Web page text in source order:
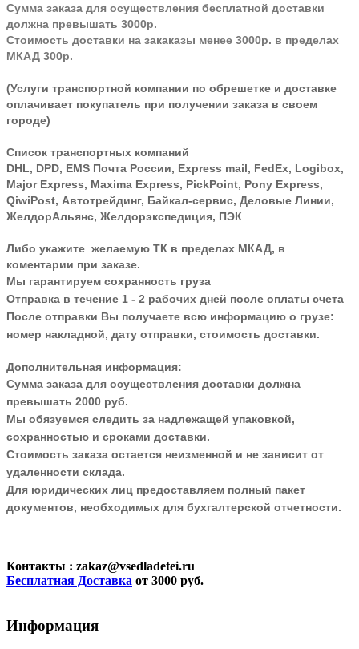
Сумма заказа для осуществления бесплатной доставки
должна превышать 3000р.
Стоимость доставки на закаказы менее 3000р. в пределах
МКАД 300р.
(Услуги транспортной компании по обрешетке и доставке
оплачивает покупатель при получении заказа в своем
городе)
Список транспортных компаний
DHL, DPD, EMS Почта России, Express mail, FedEx, Logibox,
Major Express, Maxima Express, PickPoint, Pony Express,
QiwiPost, Автотрейдинг, Байкал-сервис, Деловые Линии,
ЖелдорАльянс, Желдорэкспедиция, ПЭК
Либо укажите желаемую ТК в пределах МКАД, в
коментарии при заказе.
Мы гарантируем сохранность груза
Отправка в течение 1 - 2 рабочих дней после оплаты счета
После отправки Вы получаете всю информацию о грузе:
номер накладной, дату отправки, стоимость доставки.
Дополнительная информация:
Сумма заказа для осуществления доставки должна
превышать 2000 руб.
Мы обязуемся следить за надлежащей упаковкой,
сохранностью и сроками доставки.
Стоимость заказа остается неизменной и не зависит от
удаленности склада.
Для юридических лиц предоставляем полный пакет
документов, необходимых для бухгалтерской отчетности.
Контакты : zakaz@vsedladetei.ru
Бесплатная Доставка от 3000 руб.
Информация